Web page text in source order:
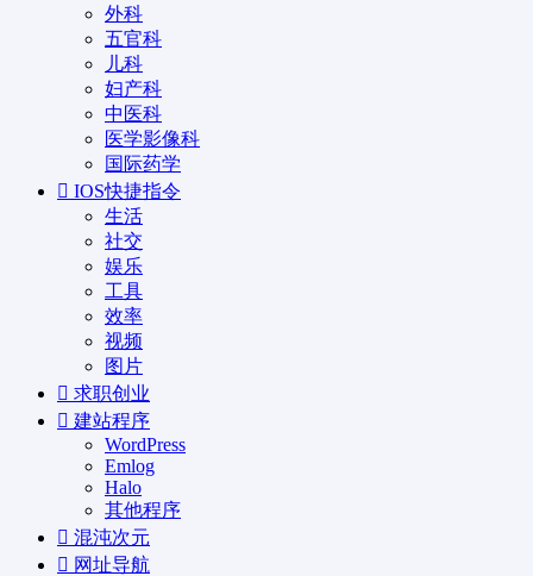
外科
五官科
儿科
妇产科
中医科
医学影像科
国际药学
IOS快捷指令
生活
社交
娱乐
工具
效率
视频
图片
求职创业
建站程序
WordPress
Emlog
Halo
其他程序
混沌次元
网址导航